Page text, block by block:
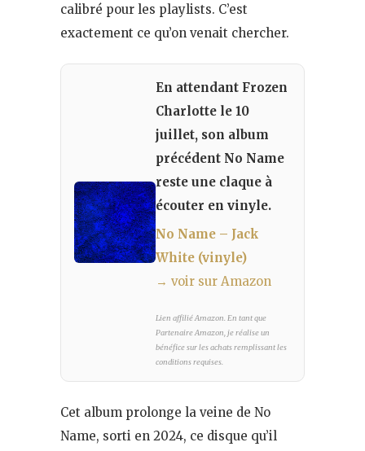
calibré pour les playlists. C’est
exactement ce qu’on venait chercher.
En attendant Frozen
Charlotte le 10
juillet, son album
précédent No Name
reste une claque à
écouter en vinyle.
No Name – Jack
White (vinyle)
→ voir sur Amazon
Lien affilié Amazon. En tant que
Partenaire Amazon, je réalise un
bénéfice sur les achats remplissant les
conditions requises.
Cet album prolonge la veine de No
Name, sorti en 2024, ce disque qu’il